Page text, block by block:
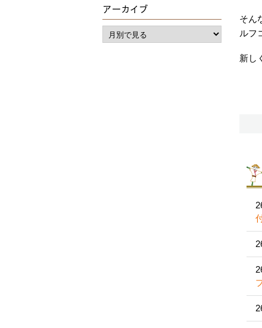
そん
ルフ
新し
アーカイブ